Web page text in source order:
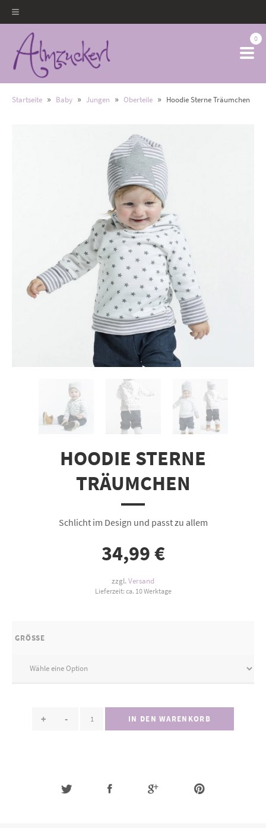
0
Startseite » Baby » Jungen » Oberteile » Hoodie Sterne Träumchen
HOODIE STERNE
TRÄUMCHEN
Schlicht im Design und passt zu allem
34,99€
zzgl. Versand
Lieferzeit: ca. 10 Werktage
GRÖSSE
+ - IN DEN WARENKORB